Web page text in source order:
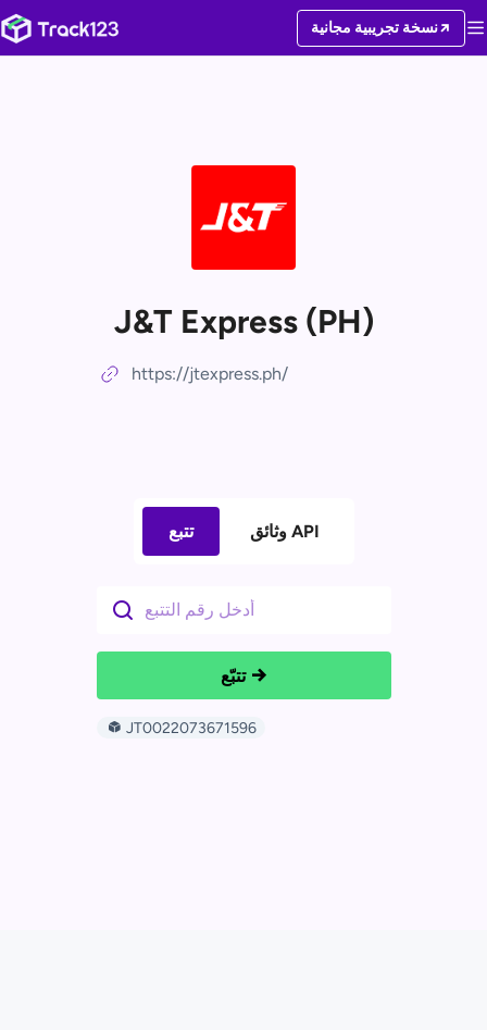
نسخة تجريبية مجانية
J&T Express (PH)
https://jtexpress.ph/
تتبع وثائق API
تتبّع
JT0022073671596